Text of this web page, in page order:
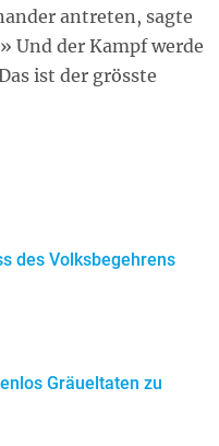
antreten, sagte
Und der Kampf werde
ist der grösste
des Volksbegehrens
Gräueltaten zu